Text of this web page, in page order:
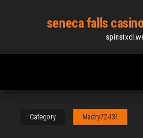
content
seneca falls
Category Madry72431